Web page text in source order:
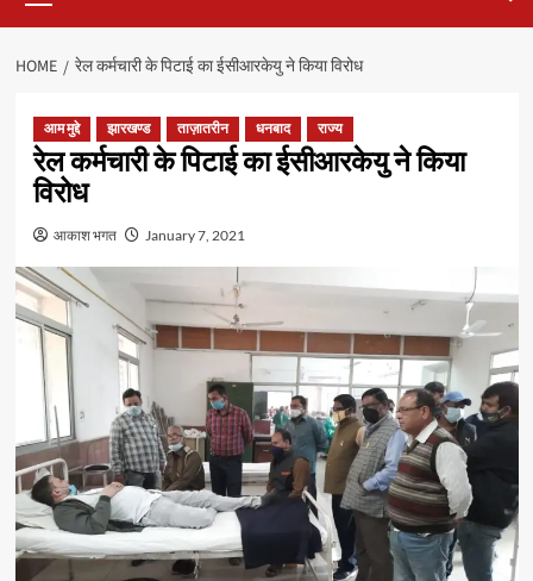
HOME रेल कर्मचारी के पिटाई का ईसीआरकेयु ने किया विरोध
आम मुद्दे झारखण्ड ताज़ातरीन धनबाद राज्य
रेल कर्मचारी के पिटाई का ईसीआरकेयु ने किया
विरोध
आकाश भगत January 7, 2021